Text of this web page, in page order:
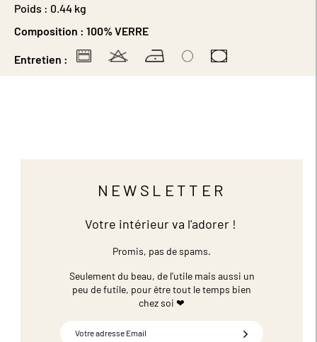
Poids : 0.44 kg
Composition : 100% VERRE
Entretien :
NEWSLETTER
Votre intérieur va l'adorer !
Promis, pas de spams.
Seulement du beau, de l'utile mais aussi un
peu de futile, pour être tout le temps bien
chez soi ❤